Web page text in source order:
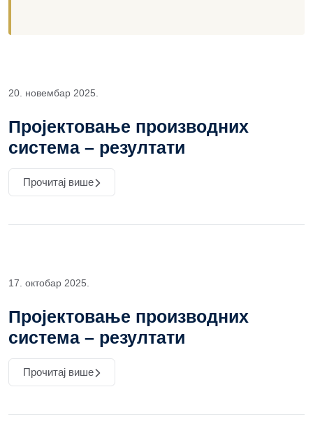
20. новембар 2025.
Пројектовање производних
система – резултати
Прочитај више
17. октобар 2025.
Пројектовање производних
система – резултати
Прочитај више